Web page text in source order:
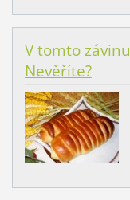
V tomto
Nevěříte?